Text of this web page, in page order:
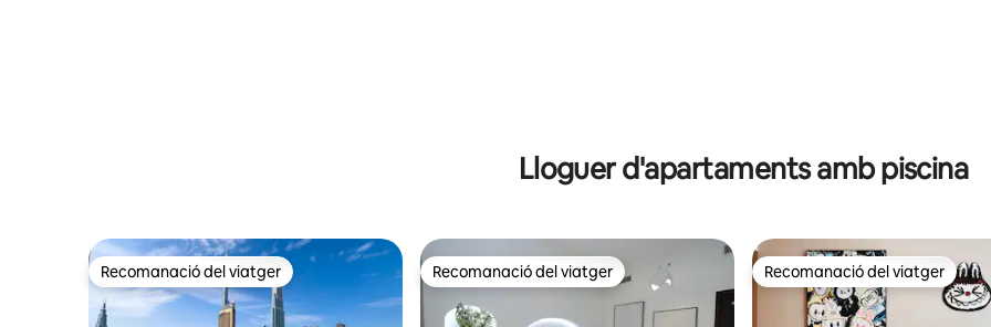
Lloguer d'apartaments amb piscina
Recomanació del viatger
Recomanació del viatger Recomanació del viatger
Recomanació del viatger Recomanació del viatger
Recomanació del viatger